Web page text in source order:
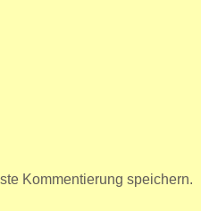
Kommentierung speichern.